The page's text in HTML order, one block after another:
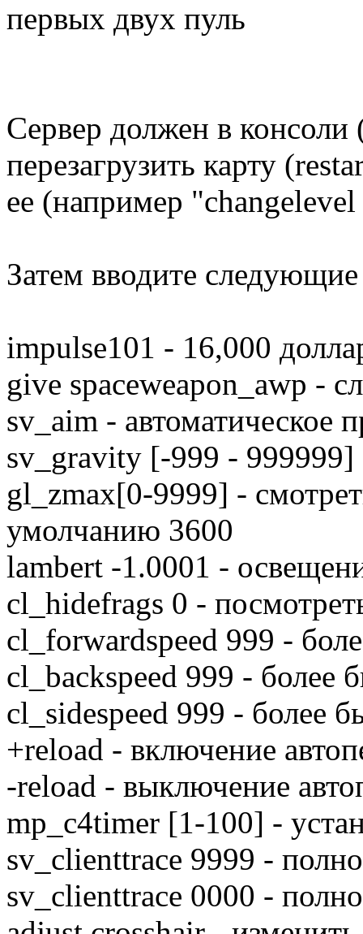
первых двух пуль
Сервер должен в консоли
перезагрузить карту
ее (например
Затем вводите
impulse101 - 16,000
give spaceweapon_awp -
sv_aim - автоматическое
sv_gravity [-999 - 999999]
gl_zmax[0-9999] -
умолчанию 3600
lambert -1.0001 -
cl_hidefrags 0 -
cl_forwardspeed 999 -
сl_backspeed 999 - более
сl_sidespeed 999 - более
+reload - включение
-reload - выключение
mp_c4timer [1-100] -
sv_clienttrace 9999 -
sv_clienttrace 0000 -